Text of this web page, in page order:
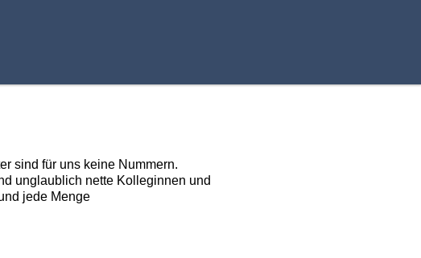
sind für uns keine Nummern.
unglaublich nette Kolleginnen und
jede Menge